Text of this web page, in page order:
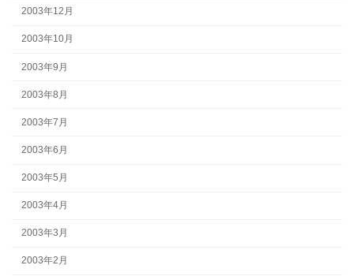
2003年12月
2003年10月
2003年9月
2003年8月
2003年7月
2003年6月
2003年5月
2003年4月
2003年3月
2003年2月